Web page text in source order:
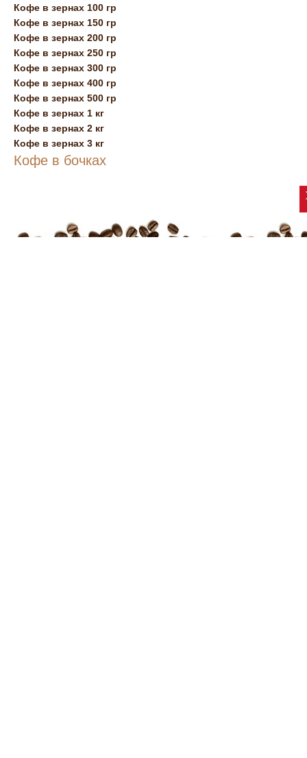
Кофе в зернах 100 гр
Кофе в зернах 150 гр
Кофе в зернах 200 гр
Кофе в зернах 250 гр
Кофе в зернах 300 гр
Кофе в зернах 400 гр
Кофе в зернах 500 гр
Кофе в зернах 1 кг
Кофе в зернах 2 кг
Кофе в зернах 3 кг
Кофе в бочках